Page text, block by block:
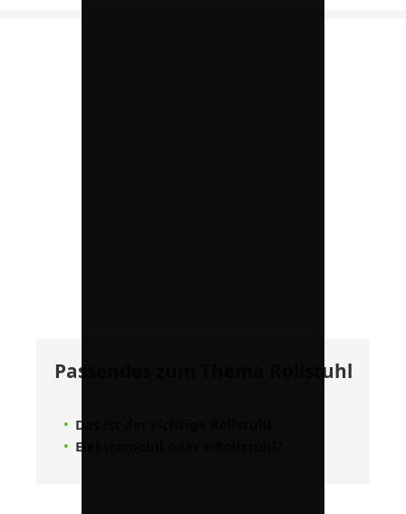
Passendes zum Thema Rollstuhl
Das ist der richtige Rollstuhl
Elektromobil oder E-Rollstuhl?